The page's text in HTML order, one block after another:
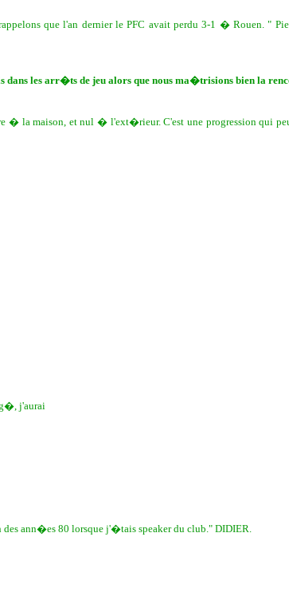
que l'an dernier le PFC avait perdu 3-1 � Rouen. "
les arr�ts de jeu alors que nous ma�trisions bien la
la maison, et nul � l'ext�rieur. C'est une progression qui
j'aurai
ann�es 80 lorsque j'�tais speaker du club." DIDIER.